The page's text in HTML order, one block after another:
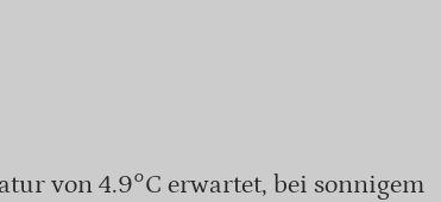
von 4.9°C erwartet, bei sonnigem